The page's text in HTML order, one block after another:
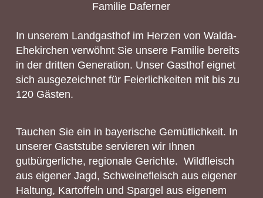
Familie Daferner
In unserem Landgasthof im Herzen von Walda-
Ehekirchen verwöhnt Sie unsere Familie bereits
in der dritten Generation. Unser Gasthof eignet
sich ausgezeichnet für Feierlichkeiten mit bis zu
120 Gästen.
Tauchen Sie ein in bayerische Gemütlichkeit. In
unserer Gaststube servieren wir Ihnen
gutbürgerliche, regionale Gerichte. Wildfleisch
aus eigener Jagd, Schweinefleisch aus eigener
Haltung, Kartoffeln und Spargel aus eigenem